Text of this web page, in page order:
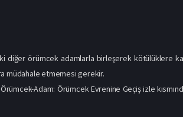
diğer örümcek adamlarla birleşerek kötülüklere
müdahale etmemesi gerekir.
Adam: Örümcek Evrenine Geçiş izle